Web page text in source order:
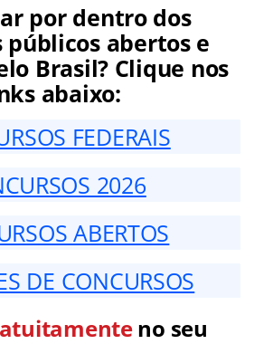
por dentro dos
públicos abertos e
Brasil? Clique nos
abaixo:
FEDERAIS
2026
ABERTOS
DE CONCURSOS
no seu